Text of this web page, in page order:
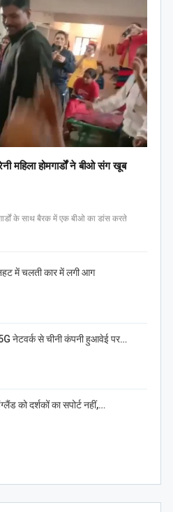
महिला होमगार्डों ने बीओ संग खूब
के साथ बैरक में एक बीओ का डांस करते
में चलती कार में लगी आग
नेटवर्क से चीनी कंपनी हुआवेई पर…
को दर्शकों का सपोर्ट नहीं,…